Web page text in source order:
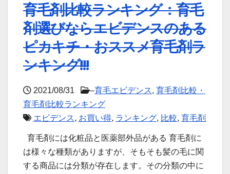
育毛剤比較ランキング：育毛
剤選びならエビデンスのある
ピカキチ・おススメ育毛剤ラ
ンキング!!!
2021/08/31 –育毛エビデンス, 育毛剤比較・
育毛剤比較ランキング
エビデンス, お買い得, ランキング, 比較, 育毛剤
育毛剤には化粧品と医薬部外品がある 育毛剤に
は様々な種類がありますが、そもそも髪の毛に関
する商品には分類が存在します。その分類の中に